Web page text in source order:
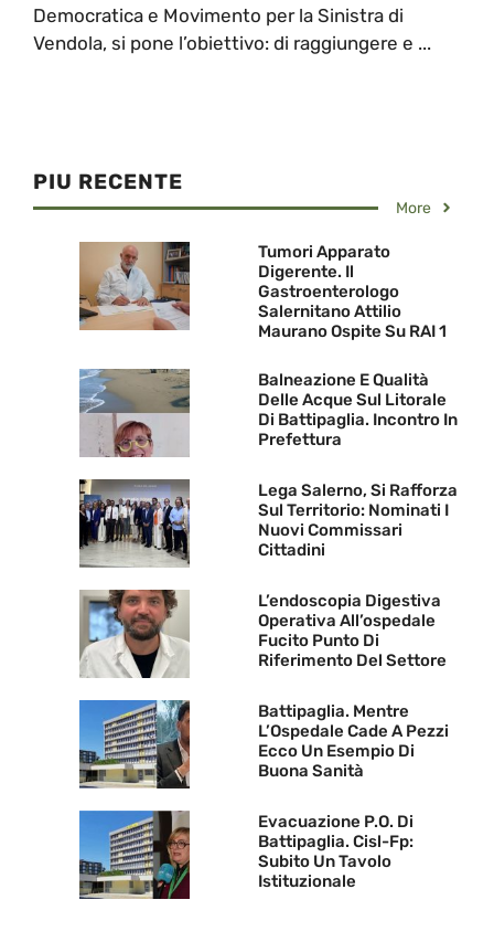
Democratica e Movimento per la Sinistra di
Vendola, si pone l’obiettivo: di raggiungere e ...
PIU RECENTE
More
Tumori Apparato
Digerente. Il
Gastroenterologo
Salernitano Attilio
Maurano Ospite Su RAI 1
Balneazione E Qualità
Delle Acque Sul Litorale
Di Battipaglia. Incontro In
Prefettura
Lega Salerno, Si Rafforza
Sul Territorio: Nominati I
Nuovi Commissari
Cittadini
L’endoscopia Digestiva
Operativa All’ospedale
Fucito Punto Di
Riferimento Del Settore
Battipaglia. Mentre
L’Ospedale Cade A Pezzi
Ecco Un Esempio Di
Buona Sanità
Evacuazione P.O. Di
Battipaglia. Cisl-Fp:
Subito Un Tavolo
Istituzionale